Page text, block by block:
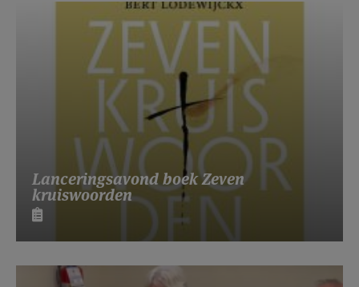
Lanceringsavond boek Zeven
kruiswoorden